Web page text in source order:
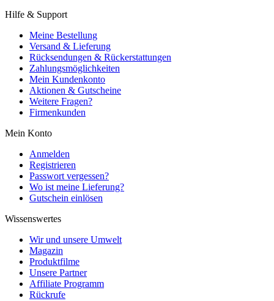
Hilfe & Support
Meine Bestellung
Versand & Lieferung
Rücksendungen & Rückerstattungen
Zahlungsmöglichkeiten
Mein Kundenkonto
Aktionen & Gutscheine
Weitere Fragen?
Firmenkunden
Mein Konto
Anmelden
Registrieren
Passwort vergessen?
Wo ist meine Lieferung?
Gutschein einlösen
Wissenswertes
Wir und unsere Umwelt
Magazin
Produktfilme
Unsere Partner
Affiliate Programm
Rückrufe